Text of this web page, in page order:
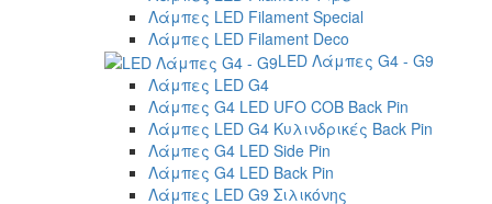
Λάμπες LED Filament Special
Λάμπες LED Filament Deco
LED Λάμπες G4 - G9
Λάμπες LED G4
Λάμπες G4 LED UFO COB Back Pin
Λάμπες LED G4 Κυλινδρικές Back Pin
Λάμπες G4 LED Side Pin
Λάμπες G4 LED Back Pin
Λάμπες LED G9 Σιλικόνης